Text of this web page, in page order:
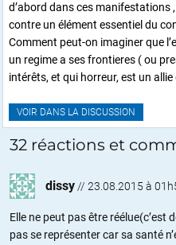
d’abord dans ces manifestations
contre un élément essentiel du
Comment peut-on imaginer que
un regime a ses frontieres ( ou
intérêts, et qui horreur, est un allie
VOIR DANS LA DISCUSSION
32 réactions et
dissy// 23.08.2015 à
Elle ne peut pas être réélue(c’est
pas se représenter car sa santé